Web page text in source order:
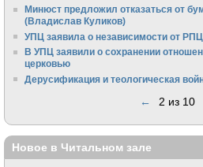
Минюст предложил отказаться от
(Владислав Куликов)
УПЦ заявила о независимости от РПЦ
В УПЦ заявили о сохранении
церковью
Дерусификация и теологическая
← 2 из 10
Новое в Читальном зале